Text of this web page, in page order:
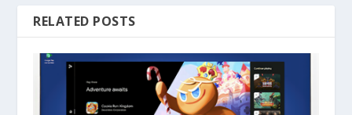
RELATED POSTS